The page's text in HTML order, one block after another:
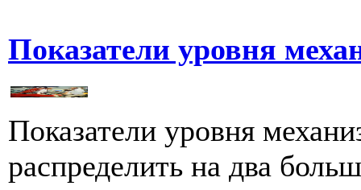
Показатели уровня
Показатели уровня
распределить на два